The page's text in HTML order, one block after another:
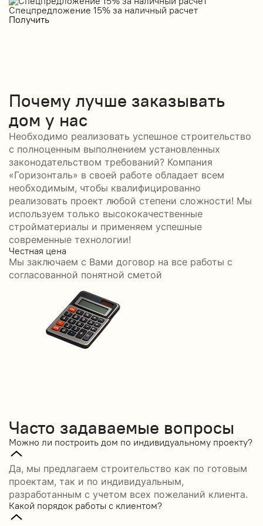
Спецпредложение 15% за наличный расчет
Получить
Почему лучше заказывать
дом у нас
Необходимо реализовать успешное строительство
с полноценным выполнением установленных
законодательством требований? Компания
«Горизонталь» в своей работе обладает всем
необходимым, чтобы квалифицированно
реализовать проект любой степени сложности! Мы
используем только высококачественные
стройматериалы и применяем успешные
современные технологии!
Честная цена
Мы заключаем с Вами договор на все работы с
согласованной понятной сметой
Часто задаваемые вопросы
Можно ли построить дом по индивидуальному проекту?
Да, мы предлагаем строительство как по готовым
проектам, так и по индивидуальным,
разработанным с учетом всех пожеланий клиента.
Какой порядок работы с клиентом?